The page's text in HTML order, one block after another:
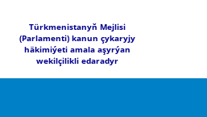
Türkmenistanyň Mejlisi
(Parlamenti) kanun çykaryjy
häkimiýeti amala aşyrýan
wekilçilikli edaradyr